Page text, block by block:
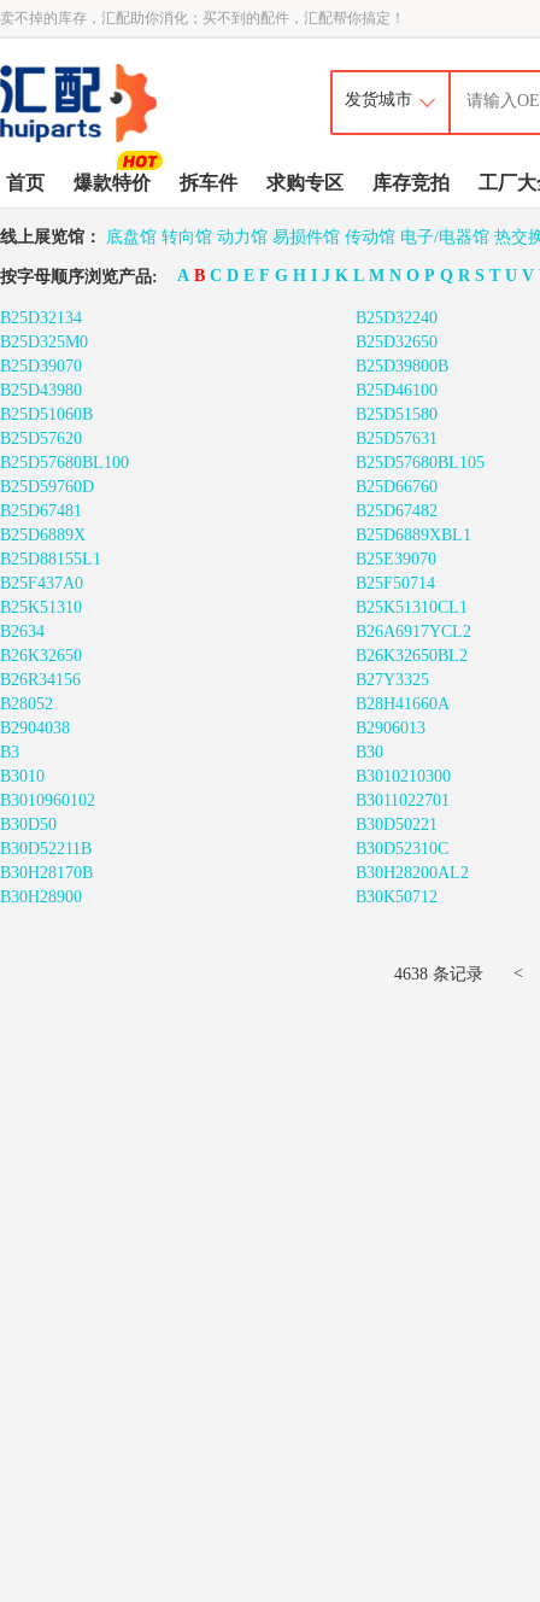
卖不掉的库存，汇配助你消化；买不到的配件，汇配帮你搞定！
首页 爆款特价 拆车件 求购专区 库存竞拍 工厂大
线上展览馆： 底盘馆 转向馆 动力馆 易损件馆 传动馆 电子/电器馆 热交
按字母顺序浏览产品: A B C D E F G H I J K L M N O P Q R S T U V
B25D32134
B25D32240
B25D325M0
B25D32650
B25D39070
B25D39800B
B25D43980
B25D46100
B25D51060B
B25D51580
B25D57620
B25D57631
B25D57680BL100
B25D57680BL105
B25D59760D
B25D66760
B25D67481
B25D67482
B25D6889X
B25D6889XBL1
B25D88155L1
B25E39070
B25F437A0
B25F50714
B25K51310
B25K51310CL1
B2634
B26A6917YCL2
B26K32650
B26K32650BL2
B26R34156
B27Y3325
B28052
B28H41660A
B2904038
B2906013
B3
B30
B3010
B3010210300
B3010960102
B3011022701
B30D50
B30D50221
B30D52211B
B30D52310C
B30H28170B
B30H28200AL2
B30H28900
B30K50712
4638 条记录 <